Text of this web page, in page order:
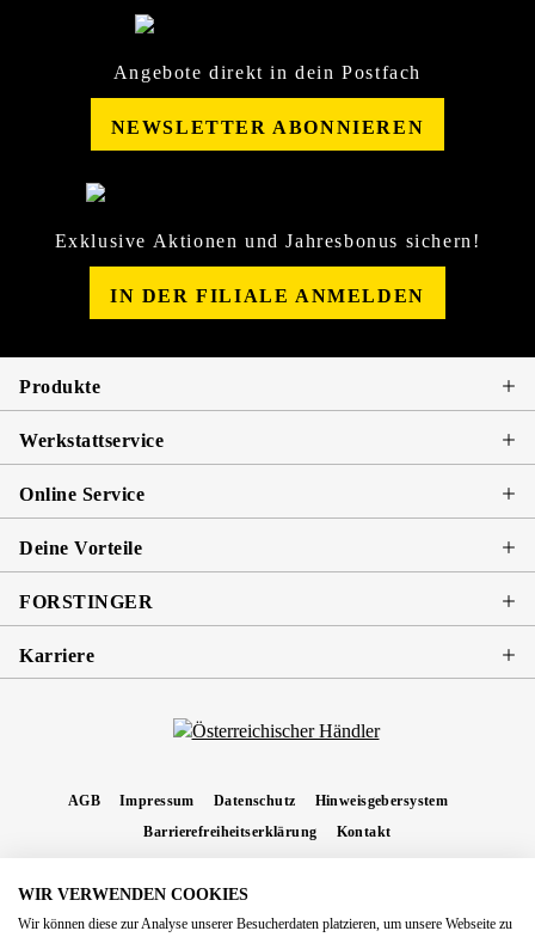
Angebote direkt in dein Postfach
NEWSLETTER ABONNIEREN
Exklusive Aktionen und Jahresbonus sichern!
IN DER FILIALE ANMELDEN
Produkte
Werkstattservice
Online Service
Deine Vorteile
FORSTINGER
Karriere
AGB Impressum Datenschutz
Hinweisgebersystem
Barrierefreiheitserklärung
Kontakt
Nachnahmegebühren, wenn nicht anders angegeben.
WIR VERWENDEN COOKIES
Wir können diese zur Analyse unserer Besucherdaten platzieren, um unsere Webseite zu